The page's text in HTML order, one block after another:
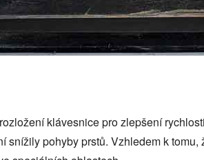
klávesnice pro zlepšení
snížily pohyby prstů. Vzhledem k